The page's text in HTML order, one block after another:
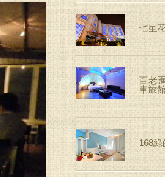
七星
百老
車旅
168